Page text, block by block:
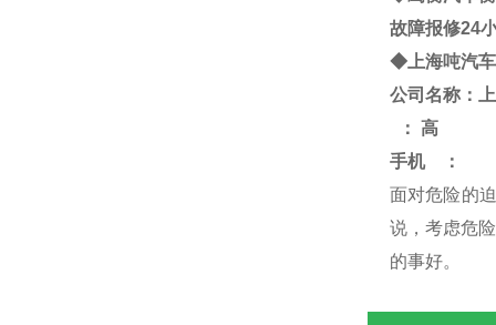
故障报修24
◆上海吨汽
公司名称：
： 高
手机
：
面对危险的
说，考虑危
的事好。